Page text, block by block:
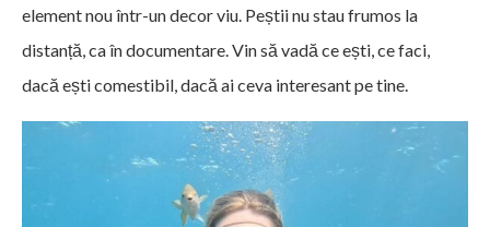
element nou într-un decor viu. Peștii nu stau frumos la
distanță, ca în documentare. Vin să vadă ce ești, ce faci,
dacă ești comestibil, dacă ai ceva interesant pe tine.